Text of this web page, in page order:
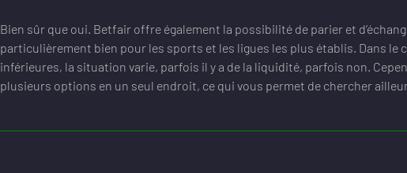
Bien sûr que oui. Betfair offre également la possibilité de parier et
particulièrement bien pour les sports et les ligues les plus établis. Dans le
inférieures, la situation varie, parfois il y a de la liquidité, parfois non.
plusieurs options en un seul endroit, ce qui vous permet de chercher